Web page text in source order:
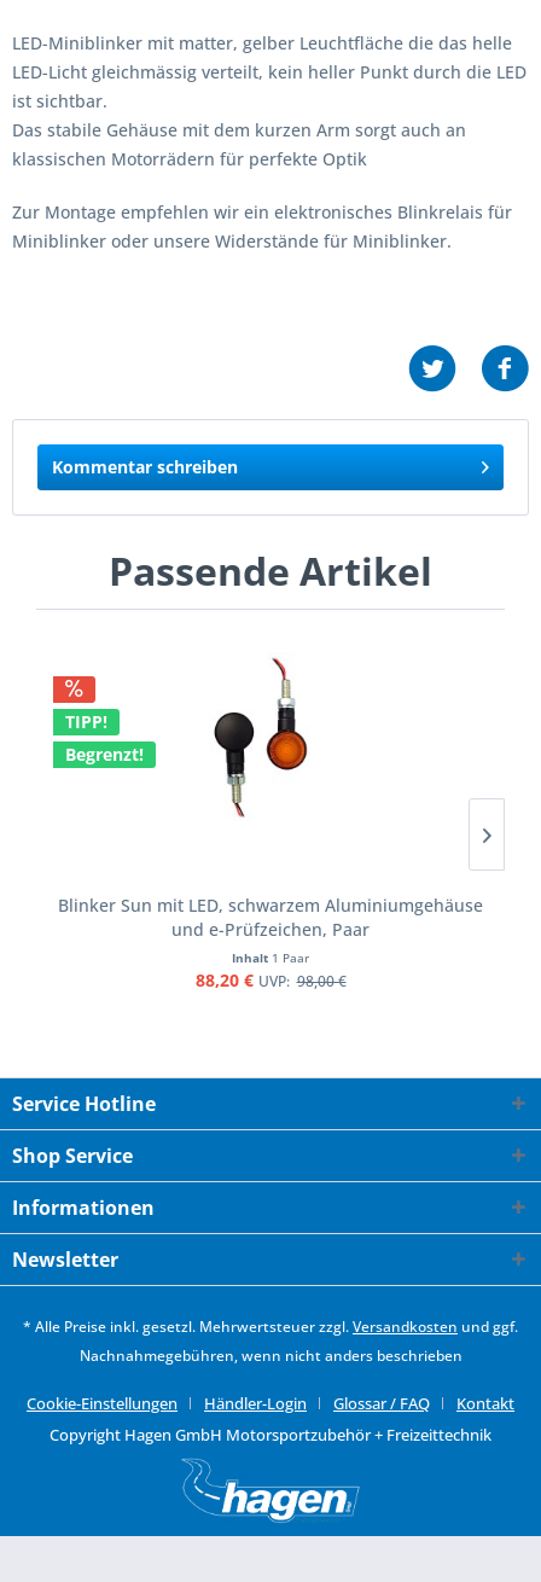
LED-Miniblinker mit matter, gelber Leuchtfläche die das helle
LED-Licht gleichmässig verteilt, kein heller Punkt durch die LED
ist sichtbar.
Das stabile Gehäuse mit dem kurzen Arm sorgt auch an
klassischen Motorrädern für perfekte Optik
Zur Montage empfehlen wir ein elektronisches Blinkrelais für
Miniblinker oder unsere Widerstände für Miniblinker.
Kommentar schreiben
Passende Artikel
TIPP!
Begrenzt!
Blinker Sun mit LED, schwarzem Aluminiumgehäuse
und e-Prüfzeichen, Paar
Inhalt 1 Paar
88,20 € UVP: 98,00 €
Service Hotline
Shop Service
Informationen
Newsletter
* Alle Preise inkl. gesetzl. Mehrwertsteuer zzgl.Versandkosten und ggf.
Nachnahmegebühren, wenn nicht anders beschrieben
Cookie-Einstellungen Händler-Login Glossar / FAQ
Kontakt
Copyright Hagen GmbH Motorsportzubehör + Freizeittechnik